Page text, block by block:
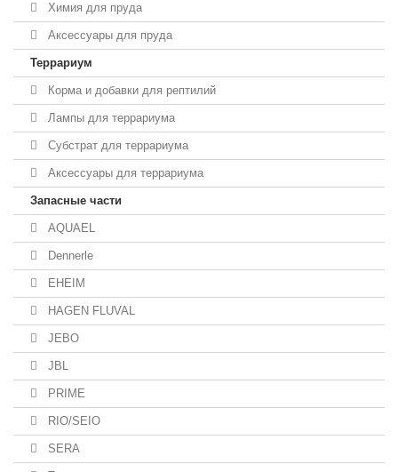
Химия для пруда
Аксессуары для пруда
Террариум
Корма и добавки для рептилий
Лампы для террариума
Субстрат для террариума
Аксессуары для террариума
Запасные части
AQUAEL
Dennerle
EHEIM
HAGEN FLUVAL
JEBO
JBL
PRIME
RIO/SEIO
SERA